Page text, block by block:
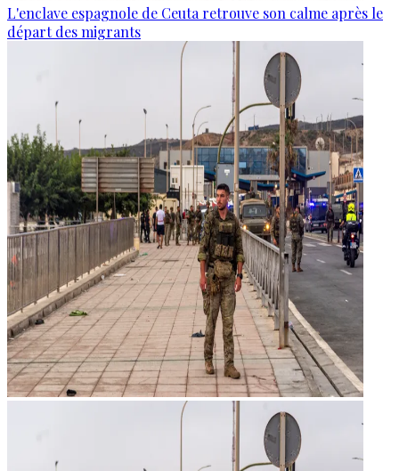
L'enclave espagnole de Ceuta retrouve son calme après le
départ des migrants